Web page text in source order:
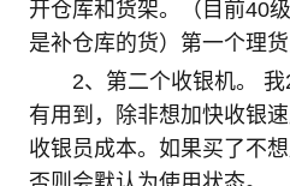
开仓库和货架。（目前40
是补仓库的货）第一个理
2、第二个收银机。
有用到，除非想加快收银
收银员成本。如果买了不